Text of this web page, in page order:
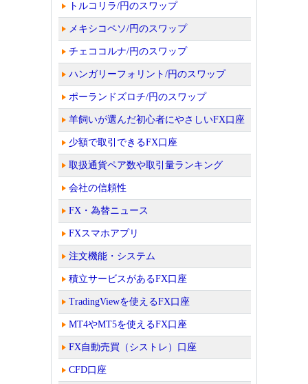
トルコリラ/円のスワップ
メキシコペソ/円のスワップ
チェココルナ/円のスワップ
ハンガリーフォリント/円のスワップ
ポーランドズロチ/円のスワップ
羊飼いが選んだ初心者にやさしいFX口座
少額で取引できるFX口座
取扱通貨ペア数や取引量ランキング
会社の信頼性
FX・為替ニュース
FXスマホアプリ
注文機能・システム
積立サービスがあるFX口座
TradingViewを使えるFX口座
MT4やMT5を使えるFX口座
FX自動売買（シストレ）口座
CFD口座